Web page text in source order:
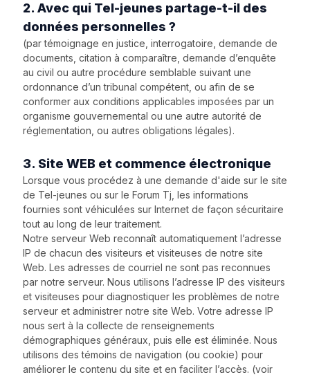
2. Avec qui Tel-jeunes partage-t-il des
données personnelles ?
(par témoignage en justice, interrogatoire, demande de
documents, citation à comparaître, demande d’enquête
au civil ou autre procédure semblable suivant une
ordonnance d’un tribunal compétent, ou afin de se
conformer aux conditions applicables imposées par un
organisme gouvernemental ou une autre autorité de
réglementation, ou autres obligations légales).
3. Site WEB et commence électronique
Lorsque vous procédez à une demande d'aide sur le site
de Tel-jeunes ou sur le Forum Tj, les informations
fournies sont véhiculées sur Internet de façon sécuritaire
tout au long de leur traitement.
Notre serveur Web reconnaît automatiquement l’adresse
IP de chacun des visiteurs et visiteuses de notre site
Web. Les adresses de courriel ne sont pas reconnues
par notre serveur. Nous utilisons l’adresse IP des visiteurs
et visiteuses pour diagnostiquer les problèmes de notre
serveur et administrer notre site Web. Votre adresse IP
nous sert à la collecte de renseignements
démographiques généraux, puis elle est éliminée. Nous
utilisons des témoins de navigation (ou cookie) pour
améliorer le contenu du site et en faciliter l’accès. (voir